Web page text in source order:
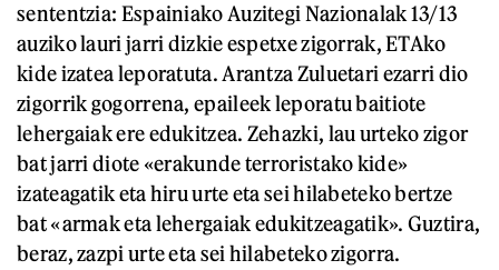
sententzia: Espainiako Auzitegi Nazionalak 13/13
auziko lauri jarri dizkie espetxe zigorrak, ETAko
kide izatea leporatuta. Arantza Zuluetari ezarri dio
zigorrik gogorrena, epaileek leporatu baitiote
lehergaiak ere edukitzea. Zehazki, lau urteko zigor
bat jarri diote «erakunde terroristako kide»
izateagatik eta hiru urte eta sei hilabeteko bertze
bat «armak eta lehergaiak edukitzeagatik». Guztira,
beraz, zazpi urte eta sei hilabeteko zigorra.